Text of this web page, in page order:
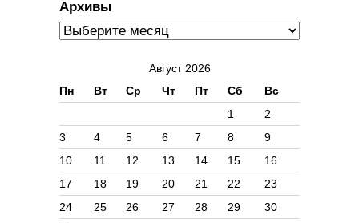
Архивы
Август 2026
Пн
Вт Ср Чт Пт Сб Вс
1
2
3
4 5 6 7 8
9
10
11 12 13 14 15
16
17
18 19 20 21 22
23
24
25 26 27 28 29
30